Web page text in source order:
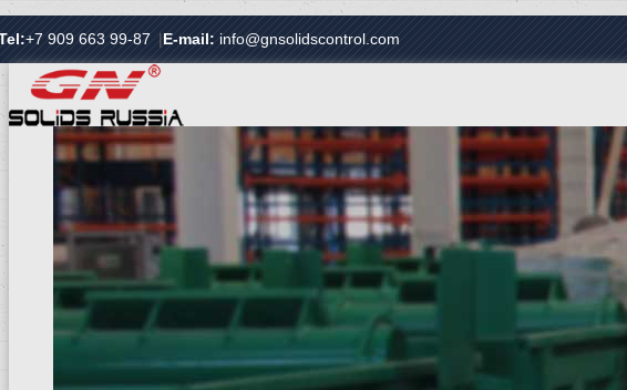
+7 909 663 99-87 |E-mail: info@gnsolidscontrol.com
ГЛАВНАЯ